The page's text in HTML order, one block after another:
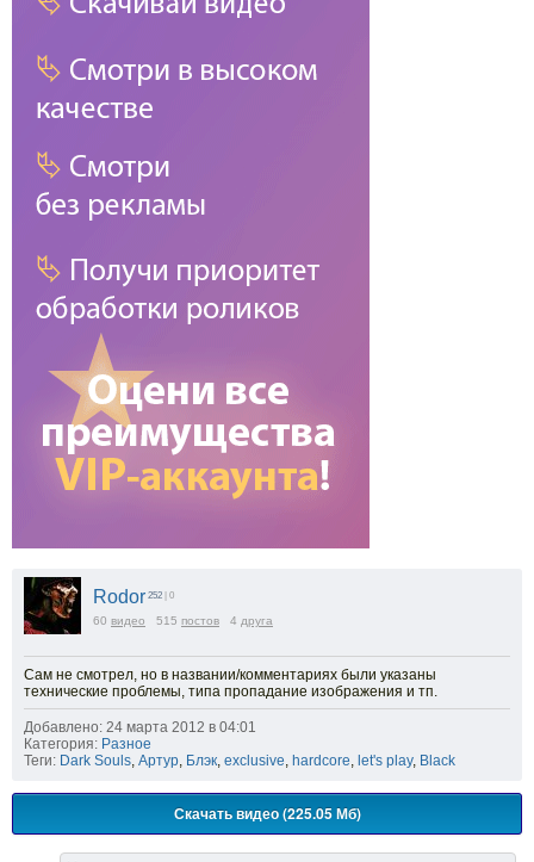
Rodor 252 | 0
60 видео 515 постов 4 друга
Сам не смотрел, но в названии/комментариях были указаны
технические проблемы, типа пропадание изображения и тп.
Добавлено: 24 марта 2012 в 04:01
Категория: Разное
Теги: Dark Souls, Артур, Блэк, exclusive, hardcore, let's play, Black
Скачать видео (225.05 Мб)